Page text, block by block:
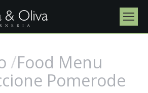
Food Menu
Pomerode